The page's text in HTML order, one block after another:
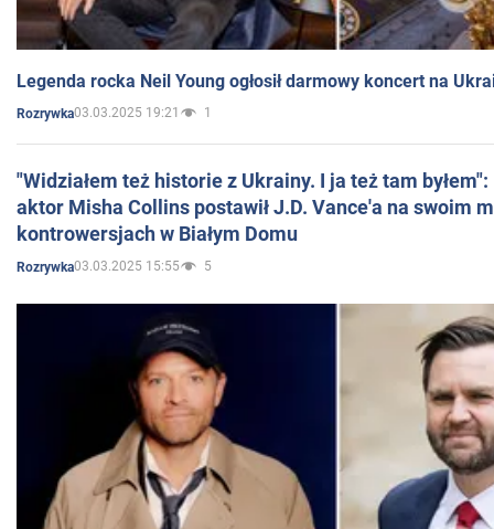
Legenda rocka Neil Young ogłosił darmowy koncert na
Rozrywka03.03.2025 19:21 1
"Widziałem też historie z Ukrainy. I ja też tam
aktor Misha Collins postawił J.D. Vance'a na swoim
kontrowersjach w Białym Domu
Rozrywka03.03.2025 15:55 5